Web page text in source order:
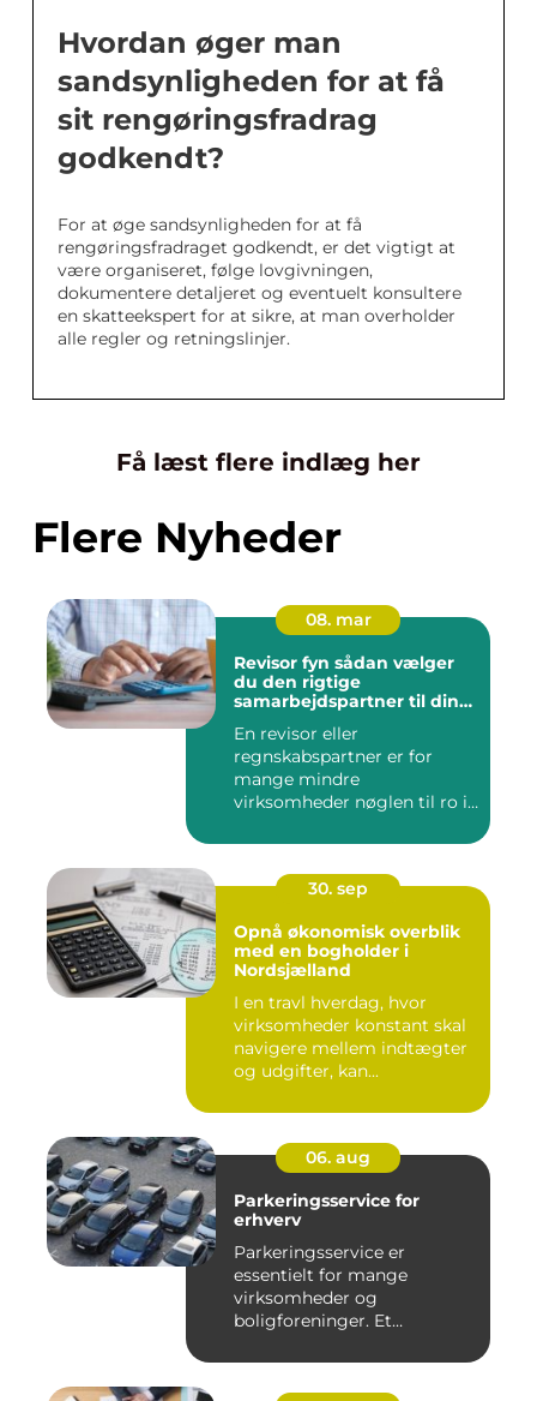
Hvordan øger man
sandsynligheden for at få
sit rengøringsfradrag
godkendt?
For at øge sandsynligheden for at få
rengøringsfradraget godkendt, er det vigtigt at
være organiseret, følge lovgivningen,
dokumentere detaljeret og eventuelt konsultere
en skatteekspert for at sikre, at man overholder
alle regler og retningslinjer.
Få læst flere indlæg her
Flere Nyheder
08. mar
Revisor fyn sådan vælger
du den rigtige
samarbejdspartner til din
En revisor eller
regnskabspartner er for
mange mindre
virksomheder nøglen til ro i
30. sep
Opnå økonomisk overblik
med en bogholder i
Nordsjælland
I en travl hverdag, hvor
virksomheder konstant skal
navigere mellem indtægter
og udgifter, kan...
06. aug
Parkeringsservice for
erhverv
Parkeringsservice er
essentielt for mange
virksomheder og
boligforeninger. Et